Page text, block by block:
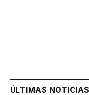
ÚLTIMAS NOTICIAS